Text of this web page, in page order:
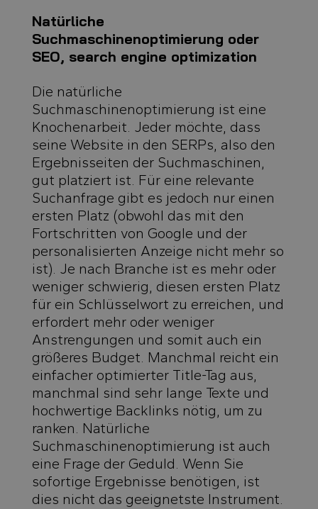
Natürliche
Suchmaschinenoptimierung oder
SEO, search engine optimization
Die natürliche
Suchmaschinenoptimierung ist eine
Knochenarbeit. Jeder möchte, dass
seine Website in den SERPs, also den
Ergebnisseiten der Suchmaschinen,
gut platziert ist. Für eine relevante
Suchanfrage gibt es jedoch nur einen
ersten Platz (obwohl das mit den
Fortschritten von Google und der
personalisierten Anzeige nicht mehr so
ist). Je nach Branche ist es mehr oder
weniger schwierig, diesen ersten Platz
für ein Schlüsselwort zu erreichen, und
erfordert mehr oder weniger
Anstrengungen und somit auch ein
größeres Budget. Manchmal reicht ein
einfacher optimierter Title-Tag aus,
manchmal sind sehr lange Texte und
hochwertige Backlinks nötig, um zu
ranken. Natürliche
Suchmaschinenoptimierung ist auch
eine Frage der Geduld. Wenn Sie
sofortige Ergebnisse benötigen, ist
dies nicht das geeignetste Instrument.